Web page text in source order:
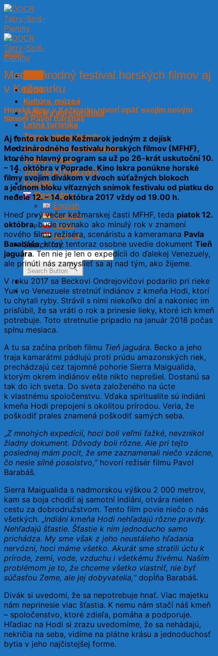
Skip
to
content
Úvod
Kultúra, múzeá
Vidiek a agroturistika
Letná turistika
Zima a zimné športy
Ubytovanie a reštaurácie
Výlety v okolí
TOP 10 ATRAKTIVÍT
Kontakt
Slovenčina
English
Deutsch
Polski
Magyar
Search for:
Search Button
Aktuality
Medzinárodný festival horských filmov aj
v Kežmarku
Horské filmy v Kežmarku otvorí opäť svojím novým
filmom Pavol Barabáš
Aj tento rok bude Kežmarok jedným z dejísk
Medzinárodného festivalu horských filmov (MFHF),
ktorého hlavný program sa už po 26-krát uskutoční 10.
– 14. októbra v Poprade. Kino Iskra ponúkne horské
filmy svojim divákom v dvoch súťažných blokoch
a jednom bloku víťazných snímok festivalu od piatku do
nedele 12. – 14. októbra 2017 vždy od 19.00 h.
Hneď prvý večer kežmarskej časti MFHF, teda piatok 12.
októbra, bude rovnako ako minulý rok v znamení
nového filmu režiséra, scenáristu a kameramana Pavla
Barabáša, ktorý tentoraz osobne uvedie dokument Tieň
jaguára. Ten nie je len o expedícii do ďalekej Venezuely,
ale prinúti nás zamyslieť sa aj nad tým, ako žijeme.
V roku 2017 sa Beckovi Ondrejovičovi podarilo pri rieke
Yuri vo Venezuele stretnúť indiánov z kmeňa Hodi, ktorí
tu chytali ryby. Strávil s nimi niekoľko dní a nakoniec im
prisľúbil, že sa vráti o rok a prinesie lieky, ktoré ich kmeň
potrebuje. Toto stretnutie pripadlo na január 2018 počas
splnu mesiaca.
A tu sa začína príbeh filmu Tieň jaguára. Becko a jeho
traja kamarátmi pádlujú proti prúdu amazonských riek,
prechádzajú cez tajomné pohorie Sierra Maigualida,
ktorým okrem indiánov ešte nikto neprešiel. Dostanú sa
tak do ich sveta. Do sveta založeného na úcte
k vlastnému spoločenstvu. Vďaka spiritualite sú indiáni
kmeňa Hodi prepojení s okolitou prírodou. Veria, že
poškodiť prales znamená poškodiť samých seba.
„Z mnohých expedícií, hoci boli veľmi ťažké, nevznikol
žiadny dokument. Dôvody boli rôzne. Ale pri tejto
poslednej mám pocit, že sme zaznamenali niečo vzácne,
čo nesie silné posolstvo,“hovorí režisér filmu Pavol
Barabáš.
Sierra Maigualida s nadmorskou výškou 2 000 metrov,
kam sa boja chodiť aj samotní indiáni, otvára nielen
cestu za dobrodružstvom. Tento film povie niečo o nás
všetkých. „Indiáni kmeňa Hodi nehľadajú rôzne pravdy.
Nehľadajú šťastie. Šťastie k ním jednoducho samo
prichádza. My sme však z jeho neustáleho hľadania
nervózni, hoci máme všetko. Akurát sme stratili úctu k
prírode, zemi, vode, vzduchu i všetkému živému. Naším
problémom je to, že chceme všetko vlastniť, nie byť
súčasťou Zeme, ale jej dobyvatelia,“dopĺňa Barabáš.
Divák si uvedomí, že sa nepotrebuje hnať. Viac majetku
nám neprinesie viac šťastia. K nemu nám stačí náš kmeň
– spoločenstvo, ktoré zdieľa, pomáha a podporuje.
Hľadiac na Hodi si zrazu uvedomíme, že sa nehádajú,
nekričia na seba, vidíme na plátne krásu a jednoduchosť
bytia v jeho najčistejšej forme.